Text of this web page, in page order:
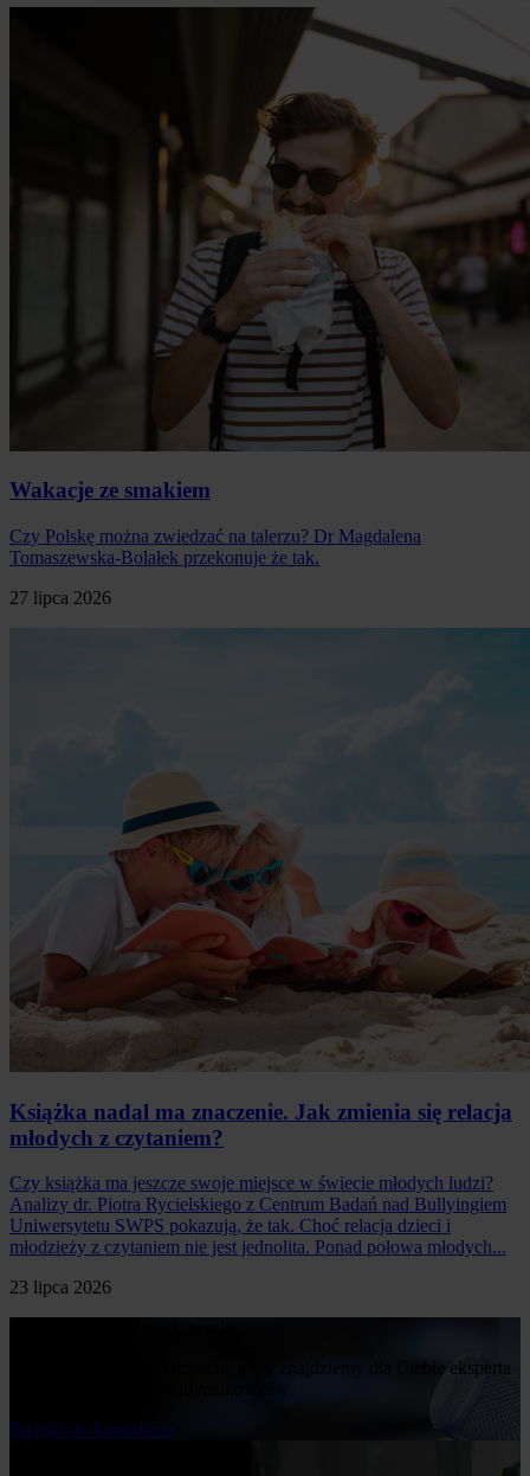
Wakacje ze smakiem
Czy Polskę można zwiedzać na talerzu? Dr Magdalena
Tomaszewska-Bolałek przekonuje że tak.
27 lipca 2026
Książka nadal ma znaczenie. Jak zmienia się relacja
młodych z czytaniem?
Czy książka ma jeszcze swoje miejsce w świecie młodych ludzi?
Analizy dr. Piotra Rycielskiego z Centrum Badań nad Bullyingiem
Uniwersytetu SWPS pokazują, że tak. Choć relacja dzieci i
młodzieży z czytaniem nie jest jednolita. Ponad połowa młodych...
23 lipca 2026
Napisz nam o swoim temacie, a my znajdziemy dla Ciebie eksperta
Przejdż do formularza